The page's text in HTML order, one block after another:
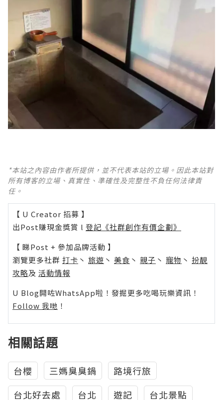
*本站之內容由作者所提供，並不代表本站的立場。因此本站對
所有博客的立場、真實性、準確性及完整性不負任何法律責
任。
【 U Creator 招募 】
出Post賺現金獎賞 l 登記《社群創作有價企劃》
【 睇Post + 參加品牌活動 】
瀏覽更多社群 打卡 丶 旅遊 丶 美食 丶 親子 丶 寵物 丶 扮靚
攻略及 活動情報
U Blog開咗WhatsApp啦！發掘更多吃喝玩樂資訊！
Follow 我哋 ！
相關話題
台櫻 三媽臭臭鍋
路境行旅
台北好去處
台北 遊記
台北景點